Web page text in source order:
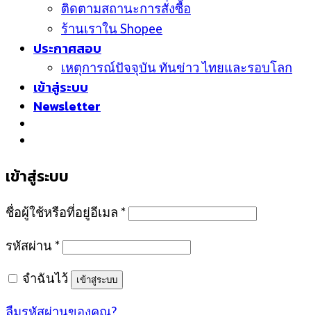
ติดตามสถานะการสั่งซื้อ
ร้านเราใน Shopee
ประกาศสอบ
เหตุการณ์ปัจจุบัน ทันข่าว ไทยและรอบโลก
เข้าสู่ระบบ
Newsletter
เข้าสู่ระบบ
ชื่อผู้ใช้หรือที่อยู่อีเมล *
รหัสผ่าน *
จำฉันไว้ เข้าสู่ระบบ
ลืมรหัสผ่านของคุณ?